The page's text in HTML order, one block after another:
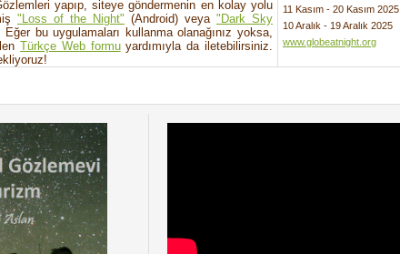
yapıp, siteye göndermenin en kolay yolu
"Loss of the Night" (Android) veya "Dark Sky
Eğer bu uygulamaları kullanma olanağınız yoksa,
Türkçe Web formuyardımıyla da iletebilirsiniz.
11 Kasım - 20 Kasım 2025
10 Aralık - 19 Aralık 2025
www.globeatnight.org